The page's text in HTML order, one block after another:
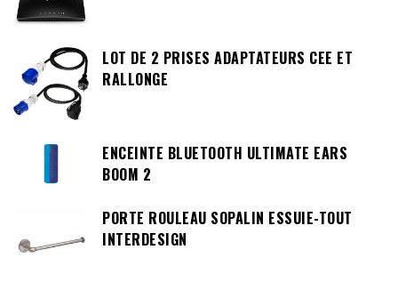
LOT DE 2 PRISES ADAPTATEURS CEE ET
RALLONGE
ENCEINTE BLUETOOTH ULTIMATE EARS
BOOM 2
PORTE ROULEAU SOPALIN ESSUIE-TOUT
INTERDESIGN